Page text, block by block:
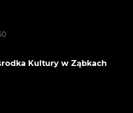
Kultury w Ząbkach